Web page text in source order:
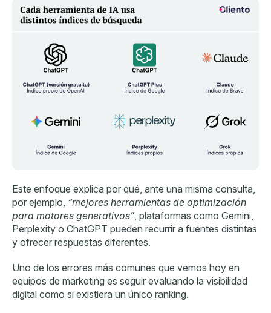
Este enfoque explica por qué, ante una misma consulta,
por ejemplo, “mejores herramientas de optimización
para motores generativos”, plataformas como Gemini,
Perplexity o ChatGPT pueden recurrir a fuentes distintas
y ofrecer respuestas diferentes.
Uno de los errores más comunes que vemos hoy en
equipos de marketing es seguir evaluando la visibilidad
digital como si existiera un único ranking.